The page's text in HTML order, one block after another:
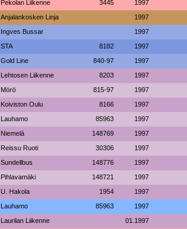
Pekolan Liikenne 3445 1997
Anjalankosken Linja 1997
Ingves Bussar 1997
STA 8182 1997
Gold Line 840-97 1997
Lehtosen Liikenne 8203 1997
Mörö 815-97 1997
Koiviston Oulu 8166 1997
Lauhamo 85963 1997
Niemelä 148769 1997
Reissu Ruoti 30306 1997
Sundellbus 148776 1997
Pihlavamäki 148721 1997
U. Hakola 1954 1997
Lauhamo 85963 1997
Laurilan Liikenne 01.1997